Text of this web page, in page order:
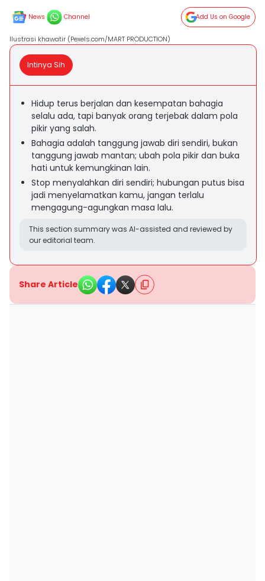
News Channel Add Us on Google
Ilustrasi khawatir (Pexels.com/MART PRODUCTION)
Intinya Sih
Hidup terus berjalan dan kesempatan bahagia
selalu ada, tapi banyak orang terjebak dalam pola
pikir yang salah.
Bahagia adalah tanggung jawab diri sendiri, bukan
tanggung jawab mantan; ubah pola pikir dan buka
hati untuk kemungkinan lain.
Stop menyalahkan diri sendiri; hubungan putus bisa
jadi menyelamatkan kamu, jangan terlalu
mengagung-agungkan masa lalu.
This section summary was AI-assisted and reviewed by
our editorial team.
Share Article